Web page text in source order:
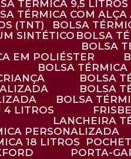
TÉRMICA 9,5 LITROS
TÉRMICA COM
(TNT)
BOLSA
SINTÉTICO
BOLSA
BOLSA
EM POLIÉSTER
BOLSA
BOLSA
BOLSA
BOLSA
4 LITROS
LANCHEIRA
PERSONALIZADA
18 LITROS
PORTA-